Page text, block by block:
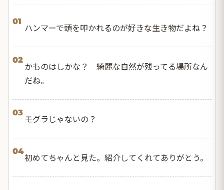
01
ハンマーで頭を叩かれるのが好きな生き物だよね？
02
かものはしかな？ 綺麗な自然が残ってる場所なん
だね。
03
モグラじゃないの？
04
初めてちゃんと見た。紹介してくれてありがとう。